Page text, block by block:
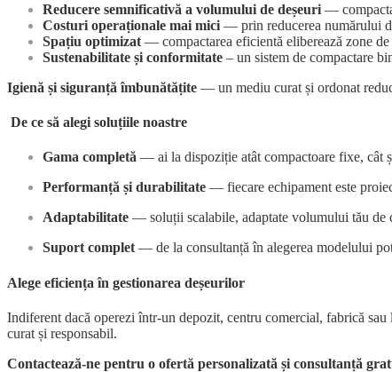
Reducere semnificativă a volumului de deșeuri —
Costuri operaționale mai mici — prin reducerea numărului
Spațiu optimizat — compactarea eficientă eliberează zone
Sustenabilitate și conformitate – un sistem de compactare
Igienă și siguranță îmbunătățite — un mediu curat și ordonat
De ce să alegi soluțiile noastre
Gama completă — ai la dispoziție atât compactoare fixe, cât
Performanță și durabilitate — fiecare echipament este
Adaptabilitate — soluții scalabile, adaptate volumului tău de
Suport complet — de la consultanță în alegerea modelului
Alege eficiența în gestionarea deșeurilor
Indiferent dacă operezi într-un depozit, centru comercial, fabrică sau
curat și responsabil.
Contactează-ne pentru o ofertă personalizată și consultanță